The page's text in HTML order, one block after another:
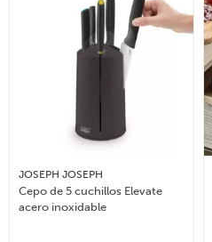
JOSEPH JOSEPH
Cepo de 5 cuchillos Elevate
acero inoxidable